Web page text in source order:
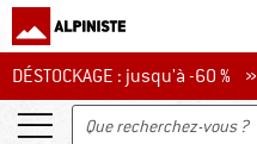
DÉSTOCKAGE : jusqu'à -60 %
DÉSTOCKAGE : jusqu'à -60 % »